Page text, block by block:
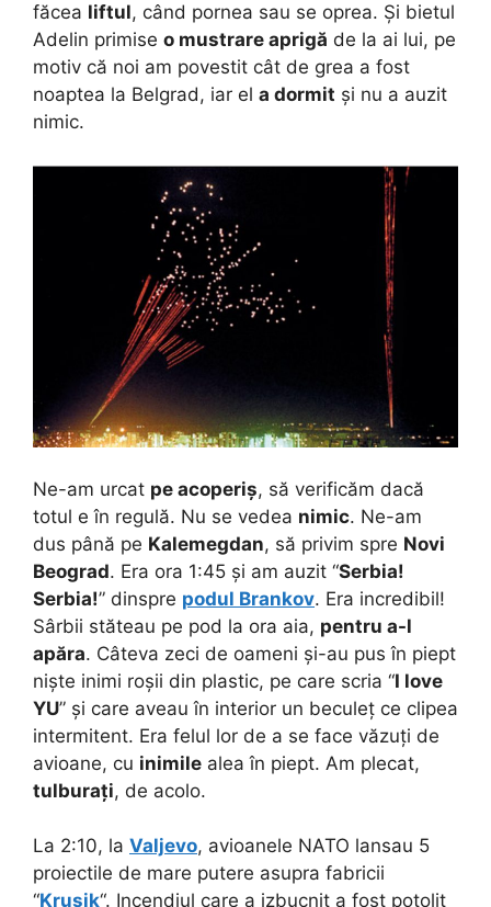
făcea liftul, când pornea sau se oprea. Și bietul
Adelin primise o mustrare aprigă de la ai lui, pe
motiv că noi am povestit cât de grea a fost
noaptea la Belgrad, iar el a dormit și nu a auzit
nimic.
Ne-am urcat pe acoperiș, să verificăm dacă
totul e în regulă. Nu se vedea nimic. Ne-am
dus până pe Kalemegdan, să privim spre Novi
Beograd. Era ora 1:45 și am auzit “Serbia!
Serbia!” dinspre podul Brankov. Era incredibil!
Sârbii stăteau pe pod la ora aia, pentru a-l
apăra. Câteva zeci de oameni și-au pus în piept
niște inimi roșii din plastic, pe care scria “I love
YU” și care aveau în interior un beculeț ce clipea
intermitent. Era felul lor de a se face văzuți de
avioane, cu inimile alea în piept. Am plecat,
tulburați, de acolo.
La 2:10, la Valjevo, avioanele NATO lansau 5
proiectile de mare putere asupra fabricii
“Krusik“. Incendiul care a izbucnit a fost potolit